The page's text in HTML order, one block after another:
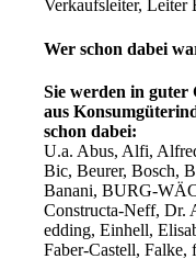
Verkaufsleiter, Leiter
Wer schon dabei
Sie werden in guter
aus
schon dabei:
U.a. Abus, Alfi,
Bic, Beurer, Bosch,
Banani, BURG-
Constructa-Neff, Dr.
edding, Einhell,
Faber-Castell, Falke,